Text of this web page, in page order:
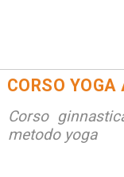
CORSO
Corso
metodo yoga